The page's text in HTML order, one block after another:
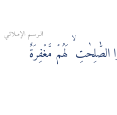
الـرسـم الإمـلائـي
الصّٰلِحٰتِ‌ ۙ لَهُمۡ مَّغۡفِرَةٌ